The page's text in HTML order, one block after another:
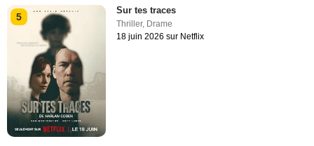
5
Sur tes traces
Thriller, Drame
18 juin 2026 sur Netflix